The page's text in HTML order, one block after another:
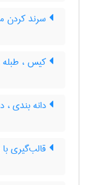
سرند کردن
کیس ،
دانه بندی ،
قالب‌گیری